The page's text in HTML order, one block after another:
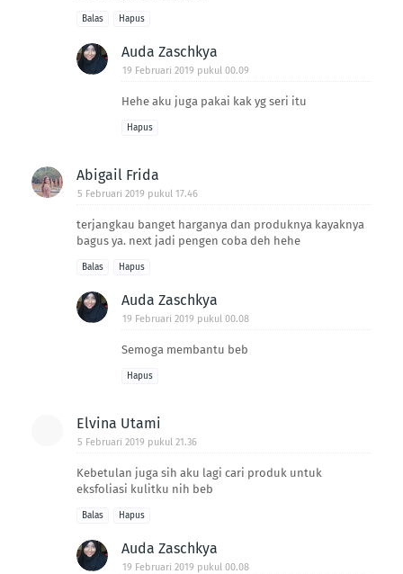
Balas Hapus
Auda Zaschkya
19 Februari 2019 pukul 00.09
Hehe aku juga pakai kak yg seri itu
Hapus
Abigail Frida
5 Februari 2019 pukul 17.46
terjangkau banget harganya dan produknya kayaknya
bagus ya. next jadi pengen coba deh hehe
Balas Hapus
Auda Zaschkya
19 Februari 2019 pukul 00.08
Semoga membantu beb
Hapus
Elvina Utami
5 Februari 2019 pukul 21.36
Kebetulan juga sih aku lagi cari produk untuk
eksfoliasi kulitku nih beb
Balas Hapus
Auda Zaschkya
19 Februari 2019 pukul 00.08